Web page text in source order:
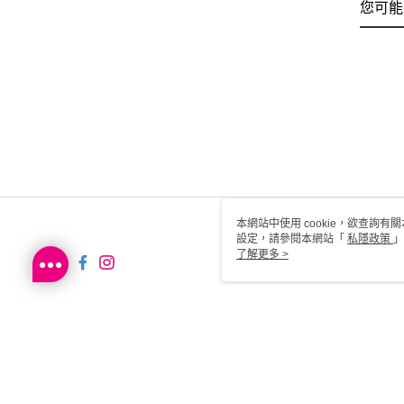
您可
本網站中使用 cookie，欲查詢有
設定，請參閱本網站「 私隱政策
用 cookie。
了解更多 >